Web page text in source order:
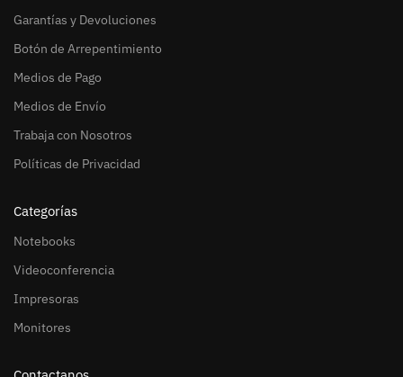
Garantías y Devoluciones
Botón de Arrepentimiento
Medios de Pago
Medios de Envío
Trabaja con Nosotros
Políticas de Privacidad
Categorías
Notebooks
Videoconferencia
Impresoras
Monitores